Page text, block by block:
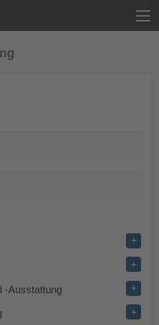
+
+
-Ausstattung +
+